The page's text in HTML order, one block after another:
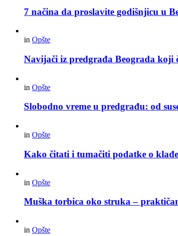
7 načina da proslavite godišnjicu u
in Opšte
Navijači iz predgrađa Beograda
in Opšte
Slobodno vreme u predgrađu: od
in Opšte
Kako čitati i tumačiti podatke o
in Opšte
Muška torbica oko struka –
in Opšte